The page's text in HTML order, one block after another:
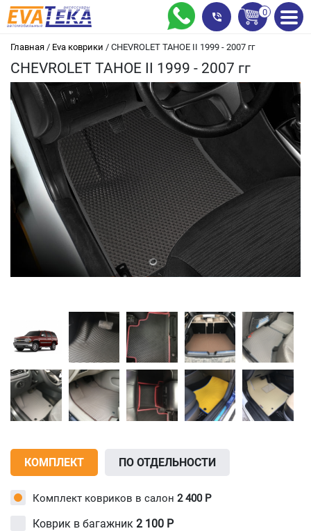
Главная / Eva коврики / CHEVROLET TAHOE II 1999 - 2007 гг
CHEVROLET TAHOE II 1999 - 2007 гг
КОМПЛЕКТ ПО ОТДЕЛЬНОСТИ
Комплект ковриков в салон 2 400 Р
Коврик в багажник 2 100 Р
0